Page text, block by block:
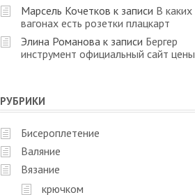
Марсель Кочетков к записи В каких
вагонах есть розетки плацкарт
Элина Романова к записи Бергер
инструмент официальный сайт цены
РУБРИКИ
Бисероплетение
Валяние
Вязание
крючком